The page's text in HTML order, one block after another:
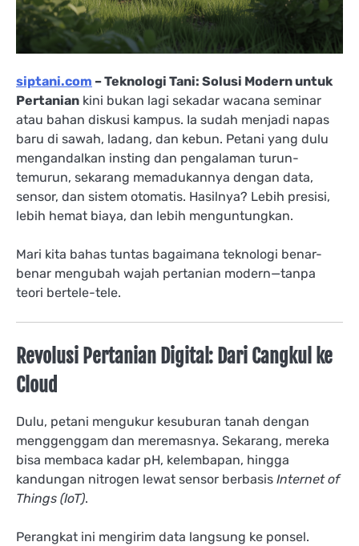
siptani.com – Teknologi Tani: Solusi Modern untuk
Pertanian kini bukan lagi sekadar wacana seminar
atau bahan diskusi kampus. Ia sudah menjadi napas
baru di sawah, ladang, dan kebun. Petani yang dulu
mengandalkan insting dan pengalaman turun-
temurun, sekarang memadukannya dengan data,
sensor, dan sistem otomatis. Hasilnya? Lebih presisi,
lebih hemat biaya, dan lebih menguntungkan.
Mari kita bahas tuntas bagaimana teknologi benar-
benar mengubah wajah pertanian modern—tanpa
teori bertele-tele.
Revolusi Pertanian Digital: Dari Cangkul ke
Cloud
Dulu, petani mengukur kesuburan tanah dengan
menggenggam dan meremasnya. Sekarang, mereka
bisa membaca kadar pH, kelembapan, hingga
kandungan nitrogen lewat sensor berbasis Internet of
Things (IoT).
Perangkat ini mengirim data langsung ke ponsel.